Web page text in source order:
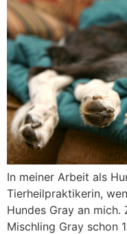
In meiner Arbeit als
Tierheilpraktikerin,
Hundes Gray an
Mischling Gray schon